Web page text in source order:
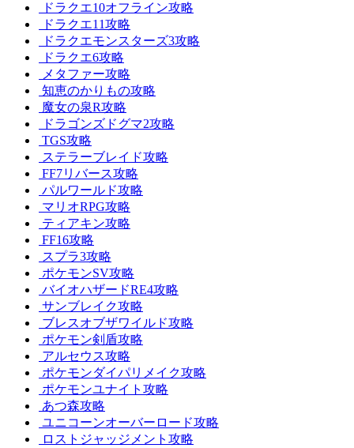
ドラクエ10オフライン攻略
ドラクエ11攻略
ドラクエモンスターズ3攻略
ドラクエ6攻略
メタファー攻略
知恵のかりもの攻略
魔女の泉R攻略
ドラゴンズドグマ2攻略
TGS攻略
ステラーブレイド攻略
FF7リバース攻略
パルワールド攻略
マリオRPG攻略
ティアキン攻略
FF16攻略
スプラ3攻略
ポケモンSV攻略
バイオハザードRE4攻略
サンブレイク攻略
ブレスオブザワイルド攻略
ポケモン剣盾攻略
アルセウス攻略
ポケモンダイパリメイク攻略
ポケモンユナイト攻略
あつ森攻略
ユニコーンオーバーロード攻略
ロストジャッジメント攻略